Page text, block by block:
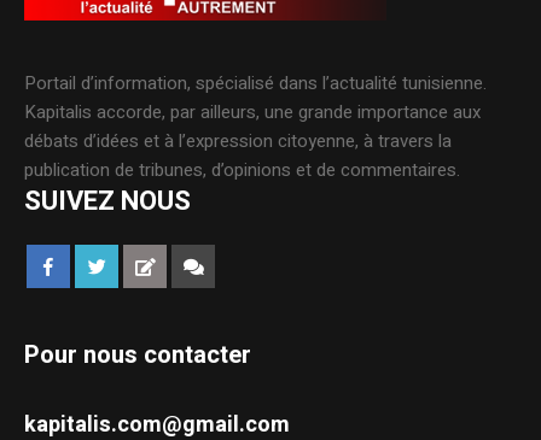
Portail d’information, spécialisé dans l’actualité tunisienne.
Kapitalis accorde, par ailleurs, une grande importance aux
débats d’idées et à l’expression citoyenne, à travers la
publication de tribunes, d’opinions et de commentaires.
SUIVEZ NOUS
Pour nous contacter
kapitalis.com@gmail.com